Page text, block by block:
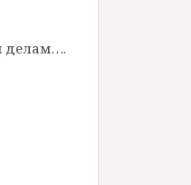
делам….